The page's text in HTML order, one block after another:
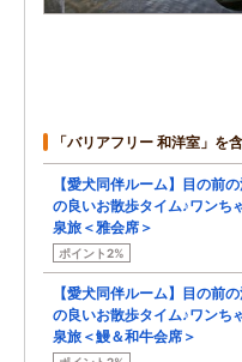
「バリアフリー 和洋室」を
【愛犬同伴ルーム】目の前
の良いお散歩タイム♪ワンち
泉旅＜雅会席＞
ポイント2%
【愛犬同伴ルーム】目の前
の良いお散歩タイム♪ワンち
泉旅＜鰻＆和牛会席＞